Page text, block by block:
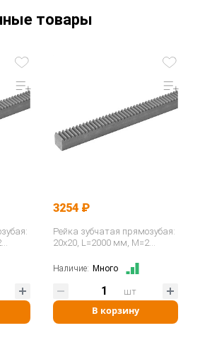
товары
3254 ₽
Рейка зубчатая прямозубая:
20x20, L=2000 мм, M=2
Наличие: Много
В корзину
шт